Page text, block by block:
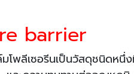
barrier
พลีเซอรีนเป็นวัสดุชนิดหนึ่